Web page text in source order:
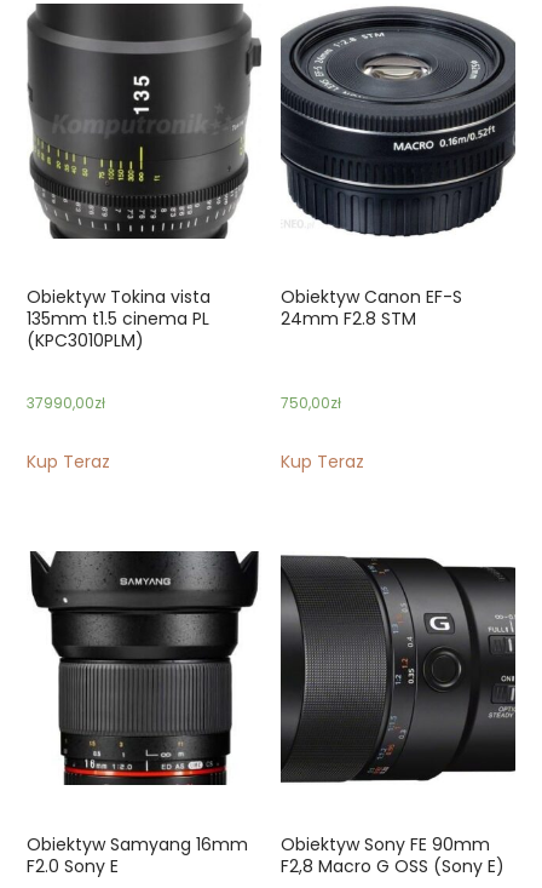
Obiektyw Tokina vista
135mm t1.5 cinema PL
(KPC3010PLM)
37990,00zł
Kup Teraz
Obiektyw Canon EF-S
24mm F2.8 STM
750,00zł
Kup Teraz
Obiektyw Samyang 16mm
F2.0 Sony E
Obiektyw Sony FE 90mm
F2,8 Macro G OSS (Sony E)